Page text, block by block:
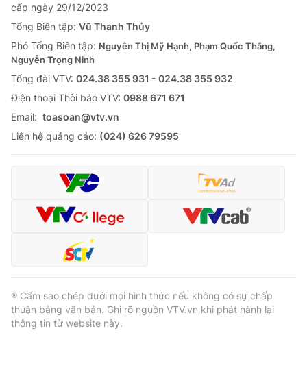
cấp ngày 29/12/2023
Tổng Biên tập: Vũ Thanh Thủy
Phó Tổng Biên tập: Nguyễn Thị Mỹ Hạnh, Phạm Quốc Thắng,
Nguyễn Trọng Ninh
Tổng đài VTV: 024.38 355 931 - 024.38 355 932
Ðiện thoại Thời báo VTV: 0988 671 671
Email: toasoan@vtv.vn
Liên hệ quảng cáo: (024) 626 79595
® Cấm sao chép dưới mọi hình thức nếu không có sự chấp
thuận bằng văn bản. Ghi rõ nguồn VTV.vn khi phát hành lại
thông tin từ website này.